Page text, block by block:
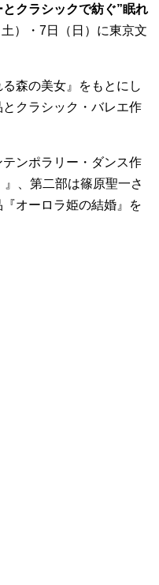
とクラシックで紡ぐ”眠れ
）・7日（日）に東京文
森の美女』をもとにし
クラシック・バレエ作
ンポラリー・ダンス作
、第二部は篠原聖一さ
オーロラ姫の結婚』を